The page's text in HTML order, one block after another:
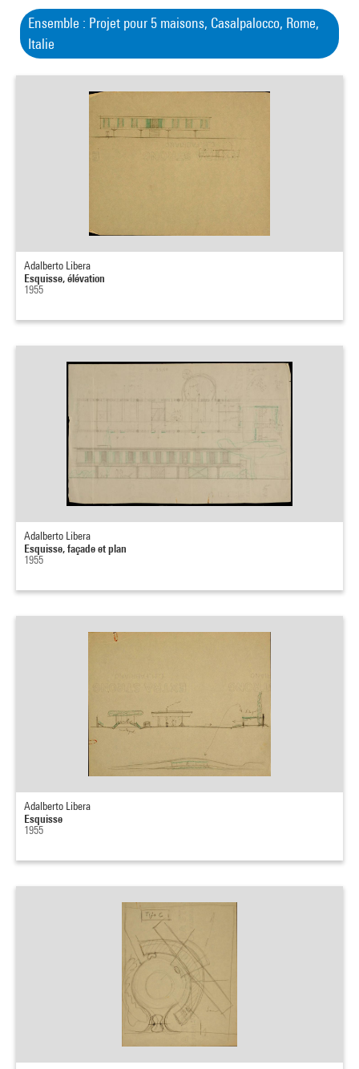
Ensemble : Projet pour 5 maisons, Casalpalocco, Rome,
Italie
Adalberto Libera
Esquisse, élévation
1955
Adalberto Libera
Esquisse, façade et plan
1955
Adalberto Libera
Esquisse
1955